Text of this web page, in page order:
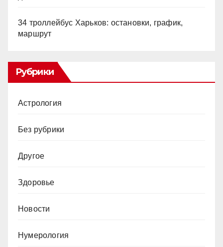
34 троллейбус Харьков: остановки, график,
маршрут
Рубрики
Астрология
Без рубрики
Другое
Здоровье
Новости
Нумерология